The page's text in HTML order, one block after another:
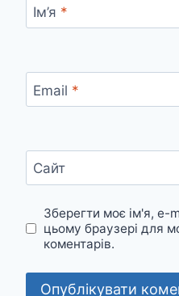
Ім’я *
Email *
Сайт
Зберегти моє ім'я, e-
цьому браузері для
коментарів.